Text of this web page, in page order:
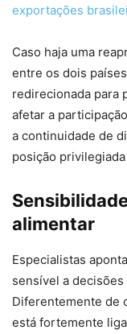
exportações
Caso haja uma
entre os dois
redirecionada para
afetar a
a continuidade de
posição
alimentar
Especialistas
sensível a
Diferentemente de
está fortemente